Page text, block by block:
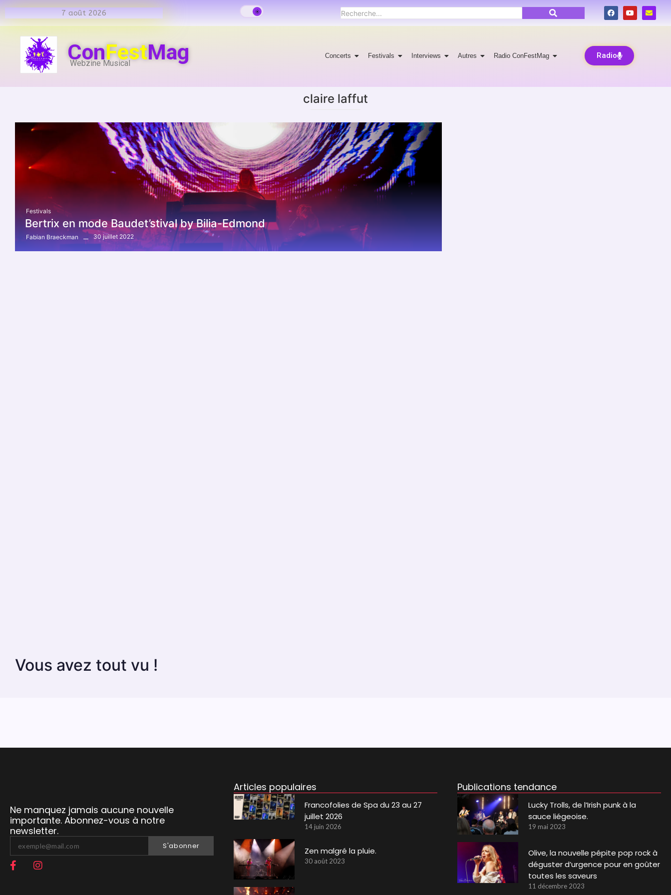
7 août 2026
ConFestMag
Webzine Musical
Concerts Festivals Interviews Autres Radio ConFestMag Radio
claire laffut
Festivals
Bertrix en mode Baudet’stival by Bilia-Edmond
Fabian Braeckman 30 juillet 2022
Vous avez tout vu !
Ne manquez jamais aucune nouvelle
importante. Abonnez-vous à notre
newsletter.
S'abonner
Articles populaires
Francofolies de Spa du 23 au 27
juillet 2026
14 juin 2026
Zen malgré la pluie.
30 août 2023
Publications tendance
Lucky Trolls, de l’Irish punk à la
sauce liégeoise.
19 mai 2023
Olive, la nouvelle pépite pop rock à
déguster d’urgence pour en goûter
toutes les saveurs
11 décembre 2023